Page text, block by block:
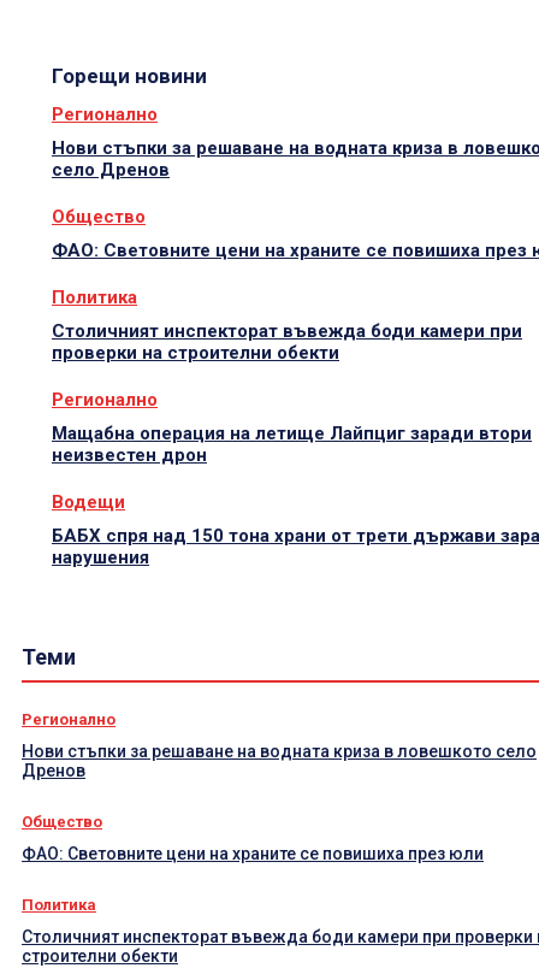
Горещи новини
Регионално
Нови стъпки за решаване на водната криза в
село Дренов
Общество
ФАО: Световните цени на храните се повишиха през
Политика
Столичният инспекторат въвежда боди камери при
проверки на строителни обекти
Регионално
Мащабна операция на летище Лайпциг заради втори
неизвестен дрон
Водещи
БАБХ спря над 150 тона храни от трети държави
нарушения
Теми
Регионално
Нови стъпки за решаване на водната криза в ловешкото село
Дренов
Общество
ФАО: Световните цени на храните се повишиха през юли
Политика
Столичният инспекторат въвежда боди камери при проверки
строителни обекти